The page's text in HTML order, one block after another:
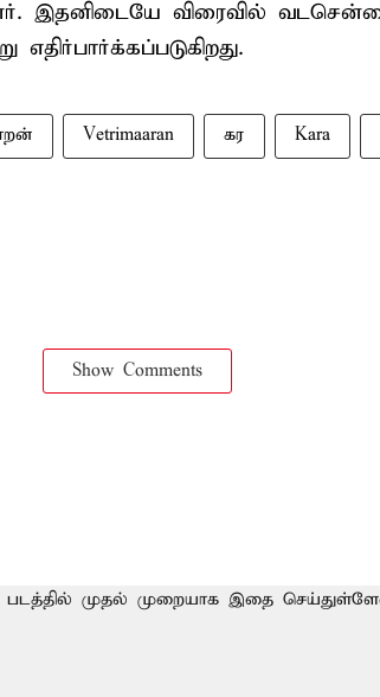
இதனிடையே விரைவில்
Vetrimaaran கர Kara
Show Comments